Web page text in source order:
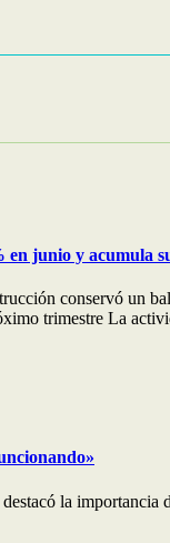
junio y acumula
conservó un
trimestre La
la importancia